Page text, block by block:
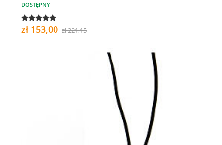
DOSTĘPNY
zł 153,00 zł 221,15